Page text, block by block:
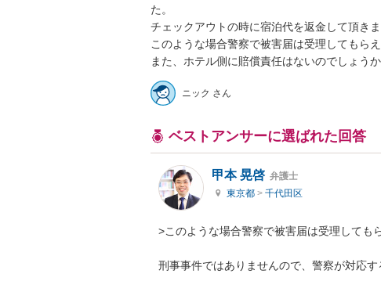
た。
チェックアウトの時に宿泊代を返金して頂きま
このような場合警察で被害届は受理してもら
また、ホテル側に賠償責任はないのでしょうか
ニック さん
ベストアンサーに選ばれた回答
甲本 晃啓 弁護士
東京都 > 千代田区
>このような場合警察で被害届は受理しても
刑事事件ではありませんので、警察が対応す